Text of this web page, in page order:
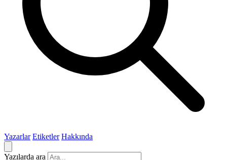
Yazarlar Etiketler Hakkında
Yazılarda ara